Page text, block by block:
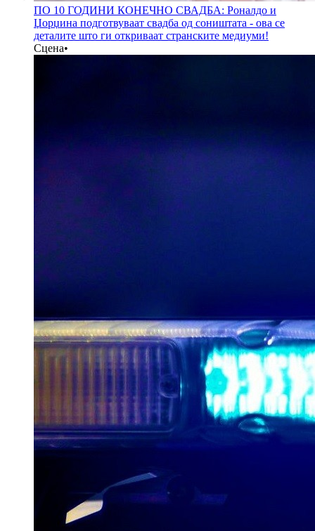
ПО 10 ГОДИНИ КОНЕЧНО СВАДБА: Роналдо и
Џорџина подготвуваат свадба од соништата - oва се
деталите што ги откриваат странските медиуми!
Сцена•